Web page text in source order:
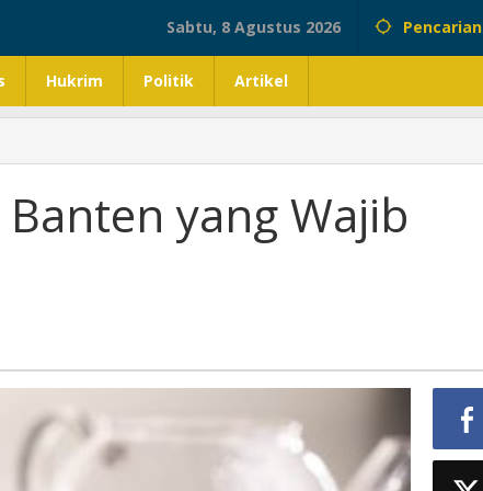
Sabtu, 8 Agustus 2026 Pencarian
Hukrim Politik Artikel
yang Wajib